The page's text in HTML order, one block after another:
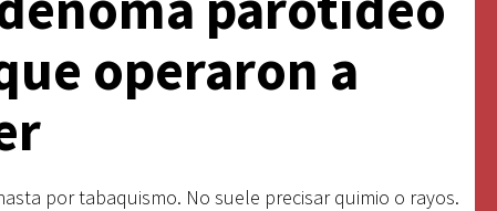
operaron a
por tabaquismo. No suele precisar quimio o rayos.